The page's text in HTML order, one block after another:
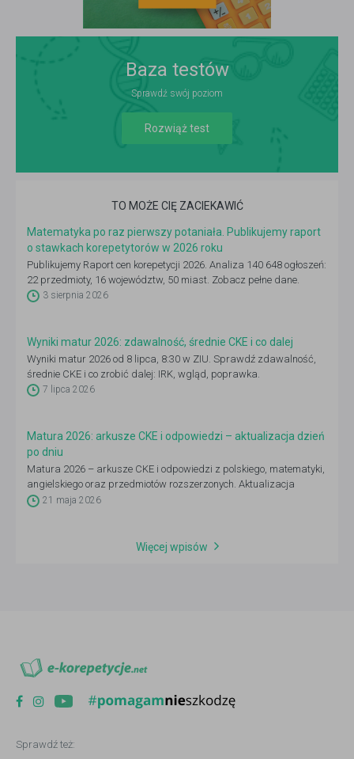
Baza testów
Sprawdź swój poziom
Rozwiąż test
TO MOŻE CIĘ ZACIEKAWIĆ
Matematyka po raz pierwszy potaniała. Publikujemy raport
o stawkach korepetytorów w 2026 roku
Publikujemy Raport cen korepetycji 2026. Analiza 140 648 ogłoszeń:
22 przedmioty, 16 województw, 50 miast. Zobacz pełne dane.
3 sierpnia 2026
Wyniki matur 2026: zdawalność, średnie CKE i co dalej
Wyniki matur 2026 od 8 lipca, 8:30 w ZIU. Sprawdź zdawalność,
średnie CKE i co zrobić dalej: IRK, wgląd, poprawka.
7 lipca 2026
Matura 2026: arkusze CKE i odpowiedzi – aktualizacja dzień
po dniu
Matura 2026 – arkusze CKE i odpowiedzi z polskiego, matematyki,
angielskiego oraz przedmiotów rozszerzonych. Aktualizacja
codziennie 4–21 maja po godz. 14:00.
21 maja 2026
Więcej wpisów
Sprawdź też: